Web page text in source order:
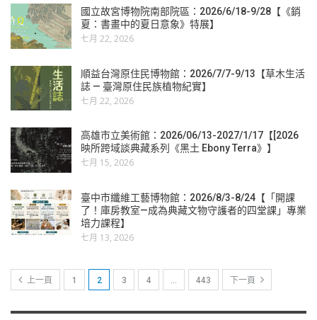
國立故宮博物院南部院區：2026/6/18-9/28【《銷
夏：書畫中的夏日意象》特展】
七月 22, 2026
順益台灣原住民博物館：2026/7/7-9/13【草木生活
誌 — 臺灣原住民族植物紀實】
七月 22, 2026
高雄市立美術館：2026/06/13-2027/1/17【[2026
映所跨域談典藏系列《黑土 Ebony Terra》】
七月 15, 2026
臺中市纖維工藝博物館：2026/8/3-8/24【「開課
了！庫房教室—成為典藏文物守護者的四堂課」專業
培力課程】
七月 13, 2026
上一頁 1 2 3 4 … 443 下一頁